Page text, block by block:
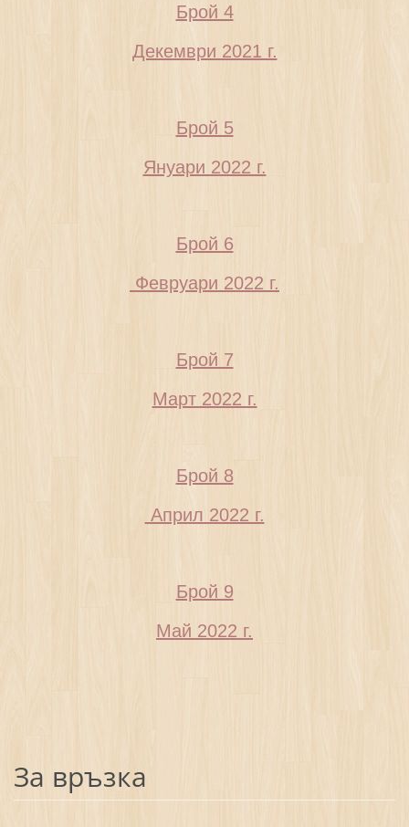
Брой 4
Декември 2021 г.
Брой 5
Януари 2022 г.
Брой 6
Февруари 2022 г.
Брой 7
Март 2022 г.
Брой 8
Април 2022 г.
Брой 9
Май 2022 г.
За връзка